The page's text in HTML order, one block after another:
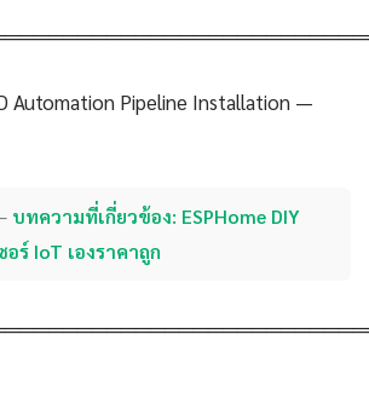
Automation Pipeline Installation —
บทความที่เกี่ยวข้อง: ESPHome DIY
ร์ IoT เองราคาถูก